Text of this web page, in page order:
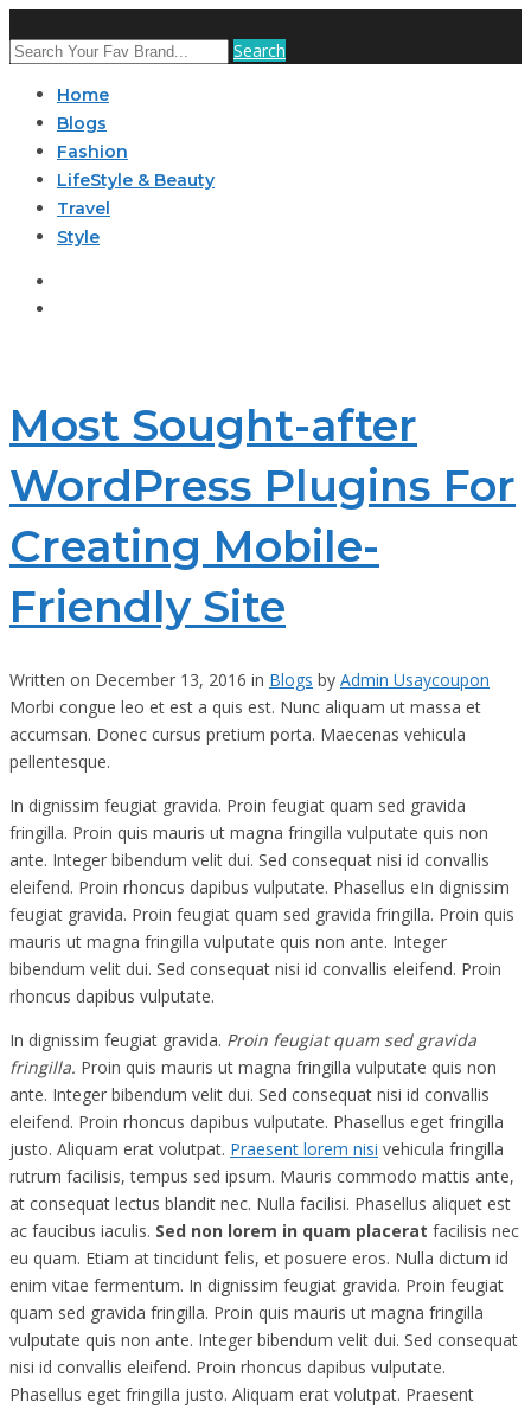
Search
Home
Blogs
Fashion
LifeStyle & Beauty
Travel
Style
Most Sought-after
WordPress Plugins For
Creating Mobile-
Friendly Site
Written on December 13, 2016 in Blogs by Admin Usaycoupon
Morbi congue leo et est a quis est. Nunc aliquam ut massa et
accumsan. Donec cursus pretium porta. Maecenas vehicula
pellentesque.
In dignissim feugiat gravida. Proin feugiat quam sed gravida
fringilla. Proin quis mauris ut magna fringilla vulputate quis non
ante. Integer bibendum velit dui. Sed consequat nisi id convallis
eleifend. Proin rhoncus dapibus vulputate. Phasellus eIn dignissim
feugiat gravida. Proin feugiat quam sed gravida fringilla. Proin quis
mauris ut magna fringilla vulputate quis non ante. Integer
bibendum velit dui. Sed consequat nisi id convallis eleifend. Proin
rhoncus dapibus vulputate.
In dignissim feugiat gravida. Proin feugiat quam sed gravida
fringilla. Proin quis mauris ut magna fringilla vulputate quis non
ante. Integer bibendum velit dui. Sed consequat nisi id convallis
eleifend. Proin rhoncus dapibus vulputate. Phasellus eget fringilla
justo. Aliquam erat volutpat. Praesent lorem nisi vehicula fringilla
rutrum facilisis, tempus sed ipsum. Mauris commodo mattis ante,
at consequat lectus blandit nec. Nulla facilisi. Phasellus aliquet est
ac faucibus iaculis. Sed non lorem in quam placerat facilisis nec
eu quam. Etiam at tincidunt felis, et posuere eros. Nulla dictum id
enim vitae fermentum. In dignissim feugiat gravida. Proin feugiat
quam sed gravida fringilla. Proin quis mauris ut magna fringilla
vulputate quis non ante. Integer bibendum velit dui. Sed consequat
nisi id convallis eleifend. Proin rhoncus dapibus vulputate.
Phasellus eget fringilla justo. Aliquam erat volutpat. Praesent